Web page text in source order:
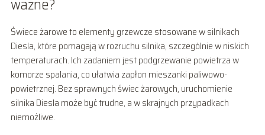
ważne?
Świece żarowe to elementy grzewcze stosowane w silnikach
Diesla, które pomagają w rozruchu silnika, szczególnie w niskich
temperaturach. Ich zadaniem jest podgrzewanie powietrza w
komorze spalania, co ułatwia zapłon mieszanki paliwowo-
powietrznej. Bez sprawnych świec żarowych, uruchomienie
silnika Diesla może być trudne, a w skrajnych przypadkach
niemożliwe.